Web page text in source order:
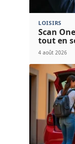
LOISIRS
Scan
tout en
4 août 2026